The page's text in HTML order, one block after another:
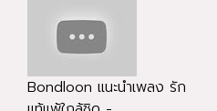
Bondloon แนะนำเพลง รัก